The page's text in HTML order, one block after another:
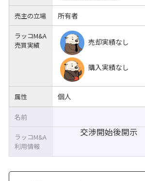
売主の立場 所有者
ラッコM&A
売買実績
売却実績なし
購入実績なし
属性 個人
交渉開始後開示
名前
ラッコM&A
利用情報